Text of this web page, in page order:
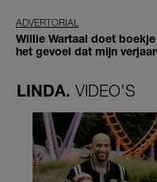
ADVERTORIAL
Willie Wartaal doet
het gevoel dat mijn
LINDA. VIDEO'S